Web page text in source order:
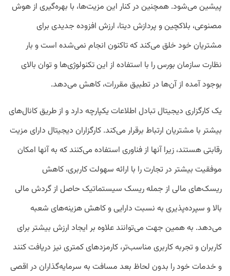
پیشین می‌شود. همچنین در کنار این مزیت‌ها، با بهره‌گیری از هوش
مصنوعی، بلاکچین و پردازش دیتا، ارزش افزوده جدیدی برای
مشتریان خود خلق می‌کند که تاکنون انجام نمی‌شده است و بار
نظارت سازمان بورس را با استفاده از این تکنولوژی‌ها و توان بالای
بوجود آمده از آن‌ها در تطبیق مقررات، کاهش می‌دهد.
یک کارگزاری دیجیتال تبادل اطلاعات یکپارچه دارد و از طریق کانال‌های
بیشتر با مشتریان ارتباط برقرار می‌کند. کارگزاران دیجیتال دارای مزیت
رقابتی هستند، زیرا آنها از فناوری استفاده می‌کنند که به آنها امکان
موفقیت بیشتر در تجارت را با ارائه سهولت کاربری، کاهش
ریسک‌های مالی از جمله ریسک سیستماتیک حاصل از گردش مالی
بالا و سپرده‌پذیری به نسبت دارایی و کاهش هزینه‌های شعبه
می‌دهد. به همین جهت می‌توانند علاوه بر ایجاد ارزش بیشتر برای
کاربران و تجربه کاربری مناسب‌تر، کارمزدهای کمتری نیز دریافت کنند
و خدمات خود را بدون لحاظ بعد مسافت به سرمایه‌گذاران در اقصی